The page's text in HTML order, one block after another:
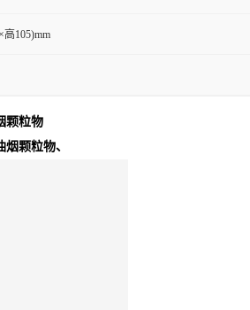
高105)mm
颗粒物
烟颗粒物、